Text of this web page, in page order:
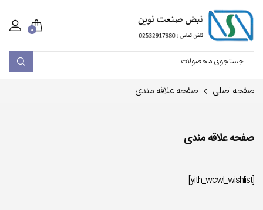
۰
صفحه اصلی صفحه علاقه مندی
صفحه علاقه مندی
[yith_wcwl_wishlist]